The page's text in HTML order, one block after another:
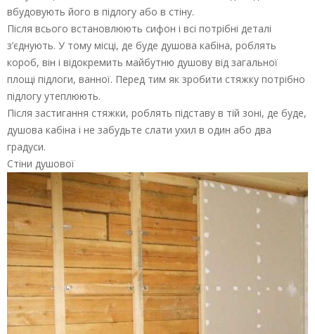
вбудовують його в підлогу або в стіну.
Після всього встановлюють сифон і всі потрібні деталі
з’єднують. У тому місці, де буде душова кабіна, роблять
короб, він і відокремить майбутню душову від загальної
площі підлоги, ванної. Перед тим як зробити стяжку потрібно
підлогу утеплюють.
Після застигання стяжки, роблять підставу в тій зоні, де буде,
душова кабіна і не забудьте слати ухил в один або два
градуси.
Стіни душової